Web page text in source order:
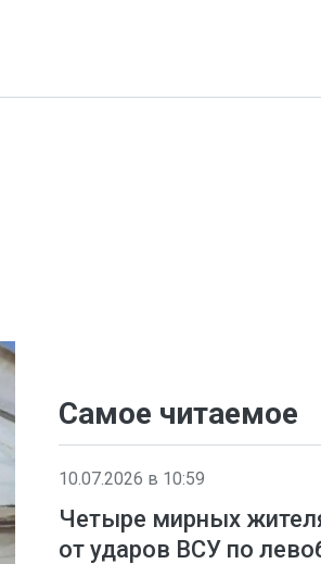
Самое читаемое
10.07.2026 в 10:59
Четыре мирных
от ударов ВСУ по